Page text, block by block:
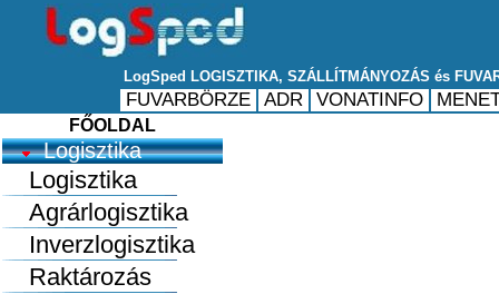
FŐOLDAL
Logisztika
Logisztika
Agrárlogisztika
Inverzlogisztika
Raktározás